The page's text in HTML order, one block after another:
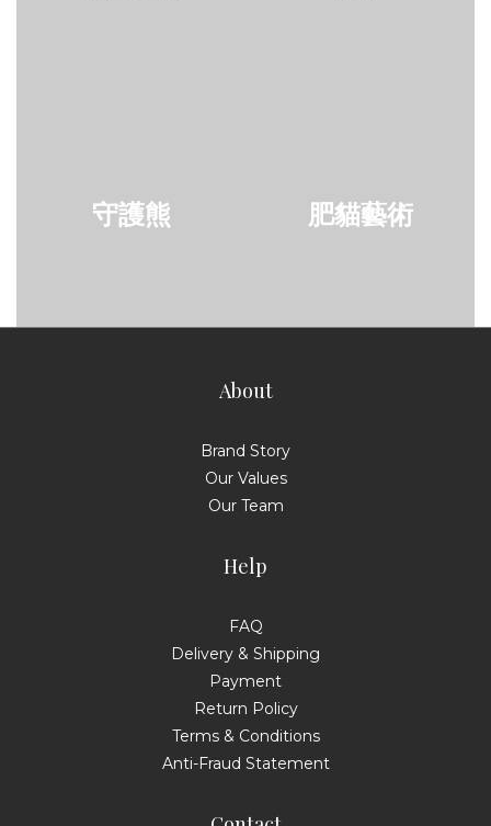
守護熊 肥貓藝術
About
Brand Story
Our Values
Our Team
Help
FAQ
Delivery & Shipping
Payment
Return Policy
Terms & Conditions
Anti-Fraud Statement